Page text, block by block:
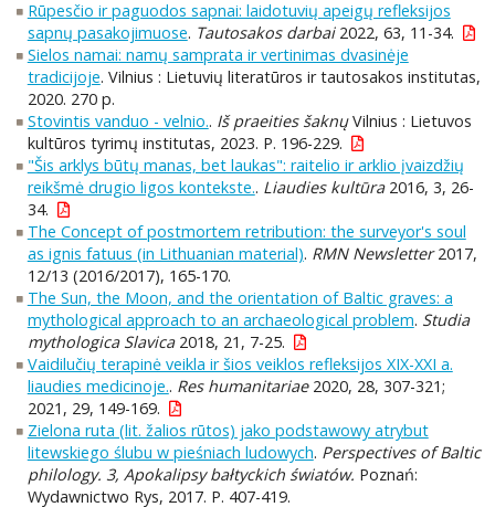
Rūpesčio ir paguodos sapnai: laidotuvių apeigų refleksijos
sapnų pasakojimuose. Tautosakos darbai2022, 63, 11-34.
Sielos namai: namų samprata ir vertinimas dvasinėje
tradicijoje. Vilnius : Lietuvių literatūros ir tautosakos institutas,
2020. 270 p.
Stovintis vanduo - velnio.. Iš praeities šaknųVilnius : Lietuvos
kultūros tyrimų institutas, 2023. P. 196-229.
"Šis arklys būtų manas, bet laukas": raitelio ir arklio įvaizdžių
reikšmė drugio ligos kontekste.. Liaudies kultūra2016, 3, 26-
34.
The Concept of postmortem retribution: the surveyor's soul
as ignis fatuus (in Lithuanian material). RMN Newsletter2017,
12/13 (2016/2017), 165-170.
The Sun, the Moon, and the orientation of Baltic graves: a
mythological approach to an archaeological problem. Studia
mythologica Slavica2018, 21, 7-25.
Vaidilučių terapinė veikla ir šios veiklos refleksijos XIX-XXI a.
liaudies medicinoje.. Res humanitariae2020, 28, 307-321;
2021, 29, 149-169.
Zielona ruta (lit. žalios rūtos) jako podstawowy atrybut
litewskiego ślubu w pieśniach ludowych. Perspectives of Baltic
philology. 3, Apokalipsy bałtyckich światów. Poznań:
Wydawnictwo Rys, 2017. P. 407-419.